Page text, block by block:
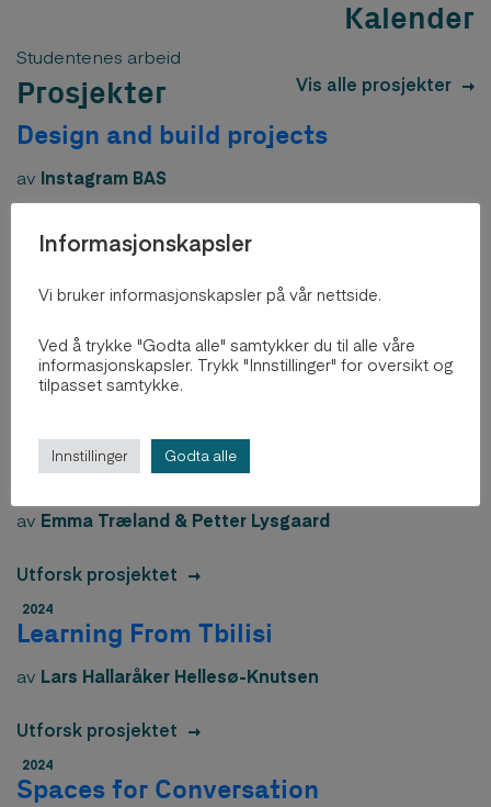
Kalender
Studentenes arbeid
Prosjekter Vis alle prosjekter
Design and build projects
av Instagram BAS
Utforsk prosjektet
Performative approach to Urban
avPerformative Approach to Urban Spaces
The Urban Institute
av Emma Træland & Petter Lysgaard
Utforsk prosjektet
2024
Learning From Tbilisi
av Lars Hallaråker Hellesø-Knutsen
Utforsk prosjektet
2024
Spaces for Conversation
Informasjonskapsler
Vi bruker informasjonskapsler på vår nettside.
Ved å trykke "Godta alle" samtykker du til alle våre
informasjonskapsler. Trykk "Innstillinger" for oversikt og
tilpasset samtykke.
Innstillinger Godta alle